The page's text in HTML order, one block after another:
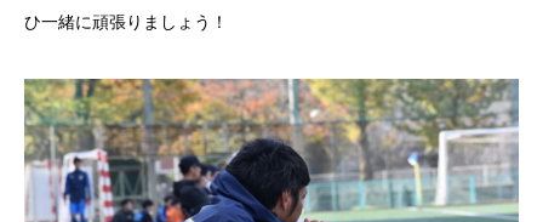
ひ一緒に頑張りましょう！